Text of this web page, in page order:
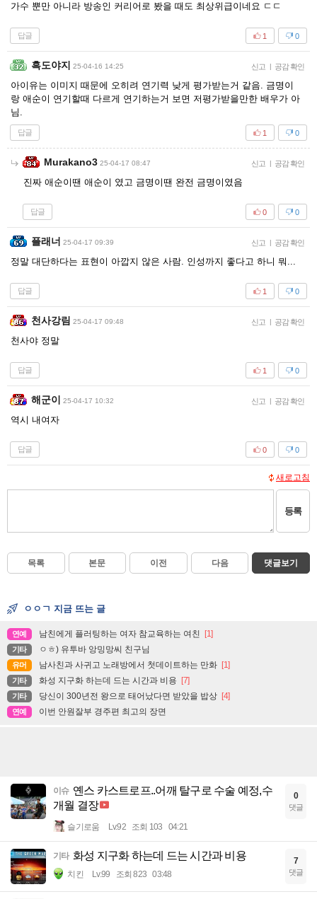
가수 뿐만 아니라 방송인 커리어로 봤을 때도 최상위급이네요 ㄷㄷ
답글 0
1
흑도야지 25-04-16 14:25 신고 | 공감 확인
아이유는 이미지 때문에 오히려 연기력 낮게 평가받는거 같음. 금명이
랑 애순이 연기할때 다르게 연기하는거 보면 저평가받을만한 배우가 아
님.
답글 0
1
Murakano3 25-04-17 08:47 신고 | 공감 확인
진짜 애순이땐 애순이 였고 금명이땐 완전 금명이였음
답글 0
0
플래너 25-04-17 09:39 신고 | 공감 확인
정말 대단하다는 표현이 아깝지 않은 사람. 인성까지 좋다고 하니 뭐...
답글 0
1
천사강림 25-04-17 09:48 신고 | 공감 확인
천사야 정말
답글 0
1
해군이 25-04-17 10:32 신고 | 공감 확인
역시 내여자
답글 0
0
새로고침
등록
목록 본문 이전 다음 댓글보기
ㅇㅇㄱ 지금 뜨는 글
연예 남친에게 플러팅하는 여자 참교육하는 여친 [1]
기타 ㅇㅎ) 유투바 앙밍망씨 친구님
유머 남사친과 사귀고 노래방에서 첫데이트하는 만화 [1]
기타 화성 지구화 하는데 드는 시간과 비용 [7]
기타 당신이 300년전 왕으로 태어났다면 받았을 밥상 [4]
연예 이번 안원잘부 경주편 최고의 장면
이슈 옌스 카스트로프..어깨 탈구로 수술 예정,수
개월 결장
슬기로움 Lv.92 조회 103 04:21
0
댓글
기타 화성 지구화 하는데 드는 시간과 비용
치킨 Lv.99 조회 823 03:48
7
댓글